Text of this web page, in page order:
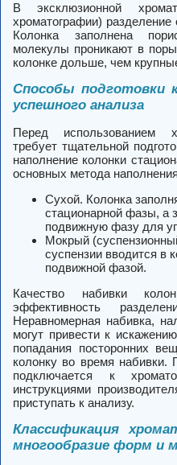
В эксклюзионной
хроматографии)
Колонка заполнена
молекулы проникают в
колонке дольше, чем
Способы подготовки
успешного анализа
Перед использованием
требует тщательной
наполнение колонки
основных метода
Сухой. Колонка
стационарной фазы, а
подвижную фазу для
Мокрый
суспензии вводится в
подвижной фазой.
Качество набивки
эффективность
Неравномерная набивка,
могут привести к
попадания посторонних
колонку во время набивки.
подключается к
инструкциями
приступать к анализу.
Классификация
многообразие форм и